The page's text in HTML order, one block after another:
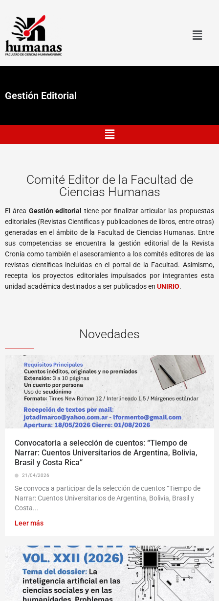
contenido
Gestión Editorial
Menú
Comité Editor de la Facultad de
Ciencias Humanas
El área Gestión editorial
tiene por finalizar articular las propuestas
editoriales (Revistas Científicas y publicaciones de libros, entre otras)
generadas en el ámbito de la Facultad de Ciencias Humanas. Entre
sus competencias se encuentra la gestión editorial de la Revista
Cronía como también el asesoramiento a los comités editores de las
revistas científicas incluidas en el portal de la Facultad. Asimismo,
recepta los proyectos editoriales impulsados por integrantes esta
unidad académica destinados a ser publicados en UNIRIO.
Novedades
Convocatoria a selección de cuentos: “Tiempo de
Narrar: Cuentos Universitarios de Argentina, Bolivia,
Brasil y Costa Rica”
21/04/2026
Se convoca a participar de la selección de cuentos “Tiempo de
Narrar: Cuentos Universitarios de Argentina, Bolivia, Brasil y
Costa...
Leer más